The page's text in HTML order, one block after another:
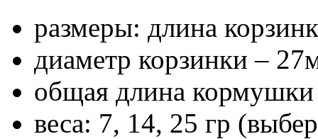
размеры: длина
диаметр корзинки –
общая длина
веса: 7, 14, 25 гр